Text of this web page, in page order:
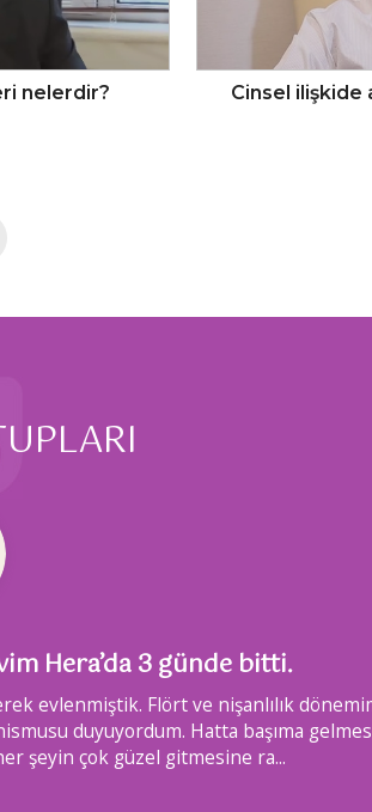
nelerdir? Cinsel ilişkide
Hera’da 3 günde bitti.
evlenmiştik. Flört ve nişanlılık
duyuyordum. Hatta başıma
şeyin çok güzel gitmesine ra...